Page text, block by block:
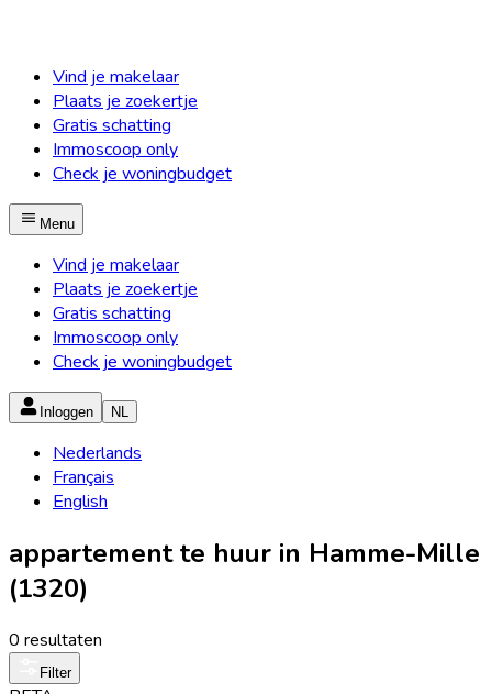
Vind je makelaar
Plaats je zoekertje
Gratis schatting
Immoscoop only
Check je woningbudget
Menu
Vind je makelaar
Plaats je zoekertje
Gratis schatting
Immoscoop only
Check je woningbudget
Inloggen NL
Nederlands
Français
English
appartement te huur in Hamme-Mille
(1320)
0 resultaten
Filter